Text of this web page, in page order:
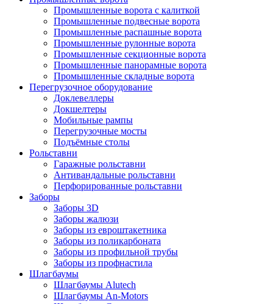
Промышленные ворота с калиткой
Промышленные подвесные ворота
Промышленные распашные ворота
Промышленные рулонные ворота
Промышленные секционные ворота
Промышленные панорамные ворота
Промышленные складные ворота
Перегрузочное оборудование
Доклевеллеры
Докшелтеры
Мобильные рампы
Перегрузочные мосты
Подъёмные столы
Рольставни
Гаражные рольставни
Антивандальные рольставни
Перфорированные рольставни
Заборы
Заборы 3D
Заборы жалюзи
Заборы из евроштакетника
Заборы из поликарбоната
Заборы из профильной трубы
Заборы из профнастила
Шлагбаумы
Шлагбаумы Alutech
Шлагбаумы An-Motors